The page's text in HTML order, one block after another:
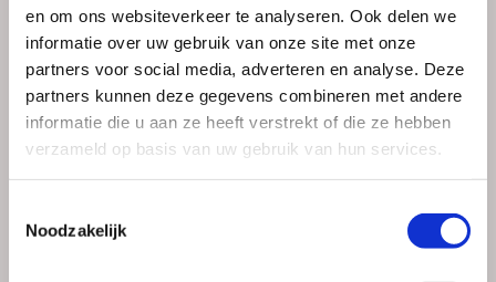
en om ons websiteverkeer te analyseren. Ook delen we
informatie over uw gebruik van onze site met onze
partners voor social media, adverteren en analyse. Deze
partners kunnen deze gegevens combineren met andere
informatie die u aan ze heeft verstrekt of die ze hebben
verzameld op basis van uw gebruik van hun services.
Noodzakelijk
Verbouw